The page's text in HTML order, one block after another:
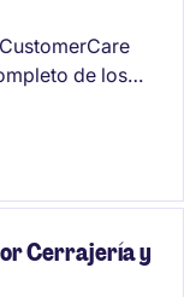
de los
clientes y
los equipos
internacional e
Cerrajería y